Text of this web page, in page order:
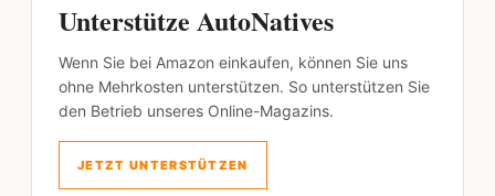
Unterstütze AutoNatives
Wenn Sie bei Amazon einkaufen, können Sie uns
ohne Mehrkosten unterstützen. So unterstützen Sie
den Betrieb unseres Online-Magazins.
JETZT UNTERSTÜTZEN